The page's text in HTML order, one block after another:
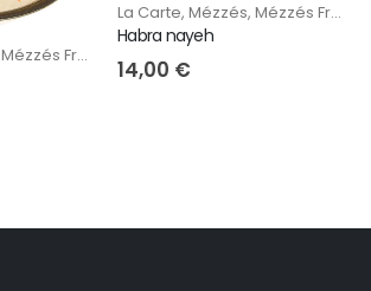
Mézzés Froids
La Carte, Mézzés, Mézzés Froids
Habra nayeh
14,00 €